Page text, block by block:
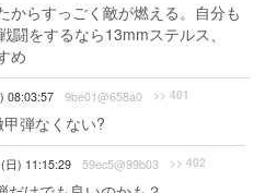
からすっごく敵が燃える。自分も
闘をするなら13mmステルス、
め
08:03:57 9be01@658a0 >> 401
弾なくない?
日) 11:15:29 59ec5@99b03 >> 402